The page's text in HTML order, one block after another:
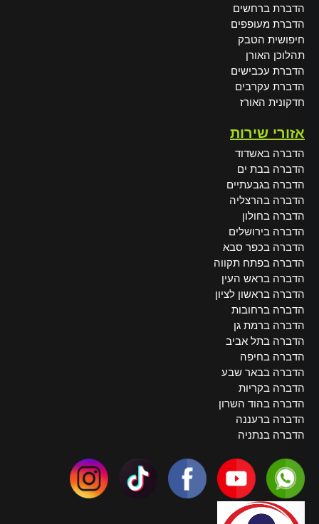
הדברת ברחשים
הדברת מעופפים
חיפושית הטבק
תהלוכן האורן
הדברת עכבישים
הדברת עקרבים
חדקונית האורז
אזורי שירות
הדברה באשדוד
הדברה בבת ים
הדברה בגבעתיים
הדברה בהרצליה
הדברה בחולון
הדברה בירושלים
הדברה בכפר סבא
הדברה בפתח תקווה
הדברה בראש העין
הדברה בראשון לציון
הדברה ברחובות
הדברה ברמת גן
הדברה בתל אביב
הדברה בחיפה
הדברה בבאר שבע
הדברה בקריות
הדברה בהוד השרון
הדברה ברעננה
הדברה בנתניה